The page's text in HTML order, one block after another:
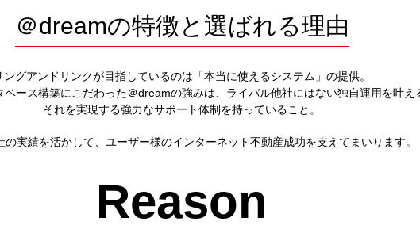
＠dreamの特徴と選ばれる理由
ングアンドリンクが目指しているのは「本当に使えるシステム」の提供。
ベース構築にこだわった＠dreamの強みは、ライバル他社にはない独自運用を叶え
それを実現する強力なサポート体制を持っていること。
の実績を活かして、ユーザー様のインターネット不動産成功を支えてまいります。
Reason